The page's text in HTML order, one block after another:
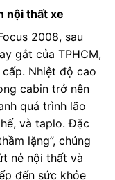
nội thất xe
2008, sau
gắt của TPHCM,
Nhiệt độ cao
cabin trở nên
quá trình lão
và taplo. Đặc
lặng”, chúng
nẻ nội thất và
đến sức khỏe